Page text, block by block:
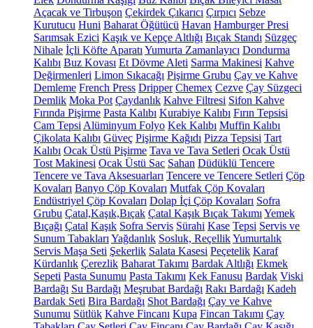
Açacak ve Tirbuşon Çekirdek Çıkarıcı Çırpıcı Sebze
Kurutucu Huni Baharat Öğütücü Havan Hamburger Presi
Sarımsak Ezici Kaşık ve Kepçe Altlığı Bıçak Standı Süzgeç
Nihale İçli Köfte Aparatı Yumurta Zamanlayıcı Dondurma
Kalıbı Buz Kovası Et Dövme Aleti Sarma Makinesi Kahve
Değirmenleri Limon Sıkacağı Pişirme Grubu Çay ve Kahve
Demleme French Press Dripper Chemex Cezve Çay Süzgeci
Demlik Moka Pot Çaydanlık Kahve Filtresi Sifon Kahve
Fırında Pişirme Pasta Kalıbı Kurabiye Kalıbı Fırın Tepsisi
Cam Tepsi Alüminyum Folyo Kek Kalıbı Muffin Kalıbı
Çikolata Kalıbı Güveç Pişirme Kağıdı Pizza Tepsisi Tart
Kalıbı Ocak Üstü Pişirme Tava ve Tava Setleri Ocak Üstü
Tost Makinesi Ocak Üstü Sac Sahan Düdüklü Tencere
Tencere ve Tava Aksesuarları Tencere ve Tencere Setleri Çöp
Kovaları Banyo Çöp Kovaları Mutfak Çöp Kovaları
Endüstriyel Çöp Kovaları Dolap İçi Çöp Kovaları Sofra
Grubu Çatal,Kaşık,Bıçak Çatal Kaşık Bıçak Takımı Yemek
Bıçağı Çatal Kaşık Sofra Servis Sürahi Kase Tepsi Servis ve
Sunum Tabakları Yağdanlık Sosluk, ReçellikYumurtalık
Servis Maşa Seti Şekerlik Salata Kasesi Peçetelik Karaf
Kürdanlık Çerezlik Baharat Takımı Bardak Altlığı Ekmek
Sepeti Pasta Sunumu Pasta Takımı Kek Fanusu Bardak Viski
Bardağı Su Bardağı Meşrubat Bardağı Rakı Bardağı Kadeh
Bardak Seti Bira Bardağı Shot Bardağı Çay ve Kahve
Sunumu Sütlük Kahve Fincanı Kupa Fincan Takımı Çay